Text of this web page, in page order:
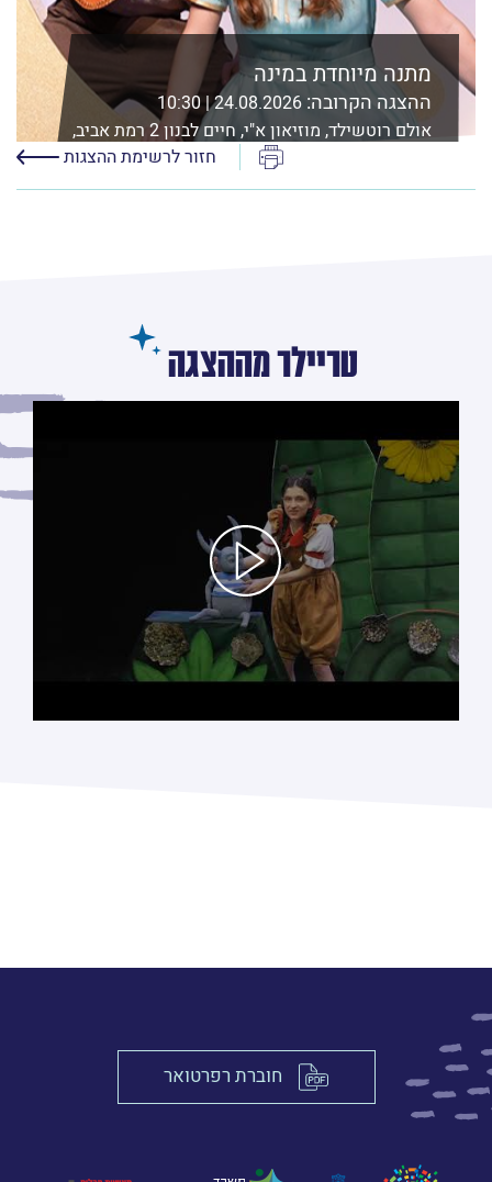
מתנה מיוחדת במינה
ההצגה הקרובה: 24.08.2026 | 10:30
אולם רוטשילד, מוזיאון א"י, חיים לבנון 2 רמת אביב,
לפרטים נוספים ורכישה
חזור לרשימת ההצגות
טריילר מההצגה
חוברת רפרטואר